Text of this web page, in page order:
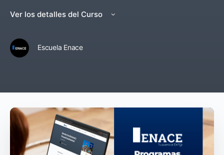
Ver los detalles del Curso
Escuela Enace